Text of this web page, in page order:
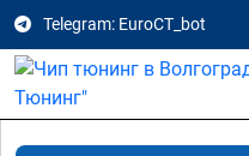
Telegram: EuroCT_bot